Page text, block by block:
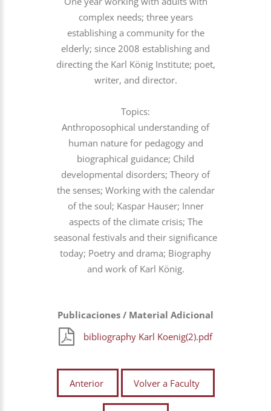
complex needs; three years
establishing a community for the
elderly; since 2008 establishing and
directing the Karl König Institute; poet,
writer, and director.
Topics:
Anthroposophical understanding of
human nature for pedagogy and
biographical guidance; Child
developmental disorders; Theory of
the senses; Working with the calendar
of the soul; Kaspar Hauser; Inner
aspects of the climate crisis; The
seasonal festivals and their significance
today; Poetry and drama; Biography
and work of Karl König.
Publicaciones / Material Adicional
bibliography Karl Koenig(2).pdf
Anterior Volver a Faculty